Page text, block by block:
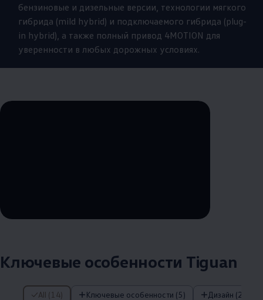
бензиновые и дизельные версии, технологии мягкого
гибрида (mild hybrid) и подключаемого гибрида (plug-
in hybrid), а также полный привод 4MOTION для
уверенности в любых дорожных условиях.
Remaining time, --:--
Ключевые особенности Tiguan
All (14) Ключевые особенности (5) Дизайн (2)
из Элементы